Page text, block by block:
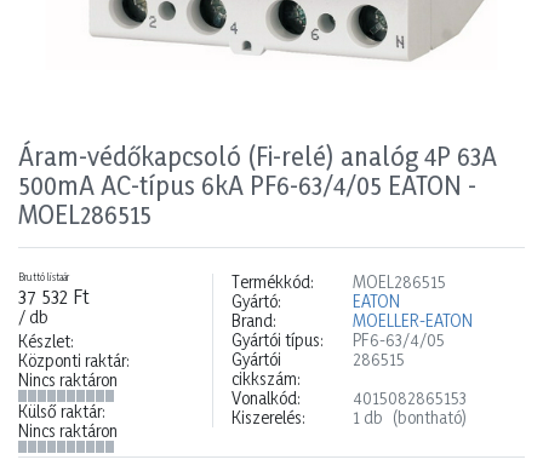
Áram-védőkapcsoló (Fi-relé) analóg 4P 63A
500mA AC-típus 6kA PF6-63/4/05 EATON -
MOEL286515
Bruttó listaár
37 532 Ft
/ db
Készlet:
Központi raktár:
Nincs raktáron
Külső raktár:
Nincs raktáron
Termékkód:
MOEL286515
Gyártó:
EATON
Brand:
MOELLER-EATON
Gyártói típus:
PF6-63/4/05
Gyártói
cikkszám:
286515
Vonalkód:
4015082865153
Kiszerelés:
1 db (bontható)